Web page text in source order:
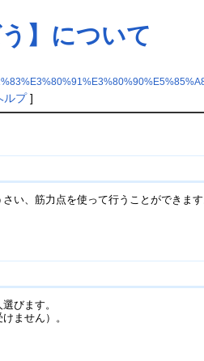
】について
ルプ]
い、筋力点を使って行うことができます
びます。
ません）。